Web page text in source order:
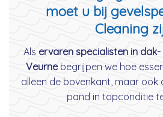
moet u bij
Cleaning
Als ervaren specialisten in dak-
Veurnebegrijpen we hoe
alleen de bovenkant, maar ook
pand in topconditie